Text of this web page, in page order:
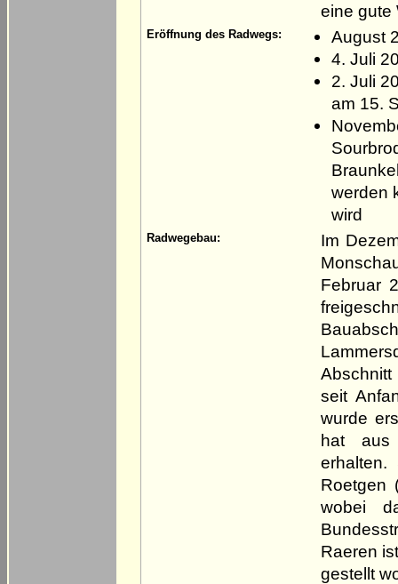
eine gute
Eröffnung des Radwegs:
August
4. Juli
2. Juli
am 15.
werden
wird
Radwegebau:
Im
Februar
seit
wurde
hat aus
Roetgen
wobei
Raeren
gestellt